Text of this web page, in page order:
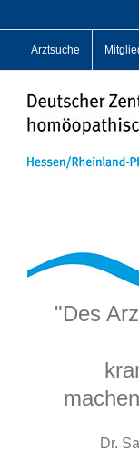
springen
Arztsuche
"Des
Dr.